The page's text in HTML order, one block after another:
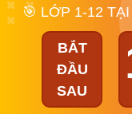
🎯 LỚP 1-12
BẮT
ĐẦU
SAU